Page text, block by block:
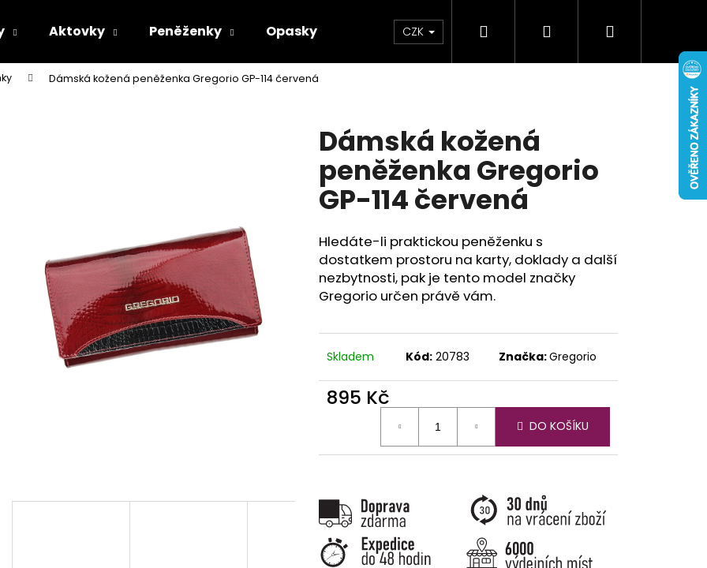
Aktovky Peněženky Opasky Doplňky Novinky
CZK Hledat PřihlášeníNákupní
Dámská kožená peněženka Gregorio GP-114 červená
Dámská kožená
peněženka Gregorio
GP-114 červená
Hledáte-li praktickou peněženku s
dostatkem prostoru na karty, doklady a další
nezbytnosti, pak je tento model značky
Gregorio určen právě vám.
Skladem Kód: 20783 Značka:Gregorio
895 Kč
DO KOŠÍKU
Co potřebujete najít?